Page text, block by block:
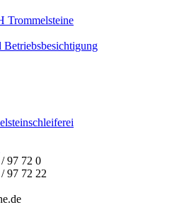
Trommelsteine
Betriebsbesichtigung
97 72 0
97 72 22